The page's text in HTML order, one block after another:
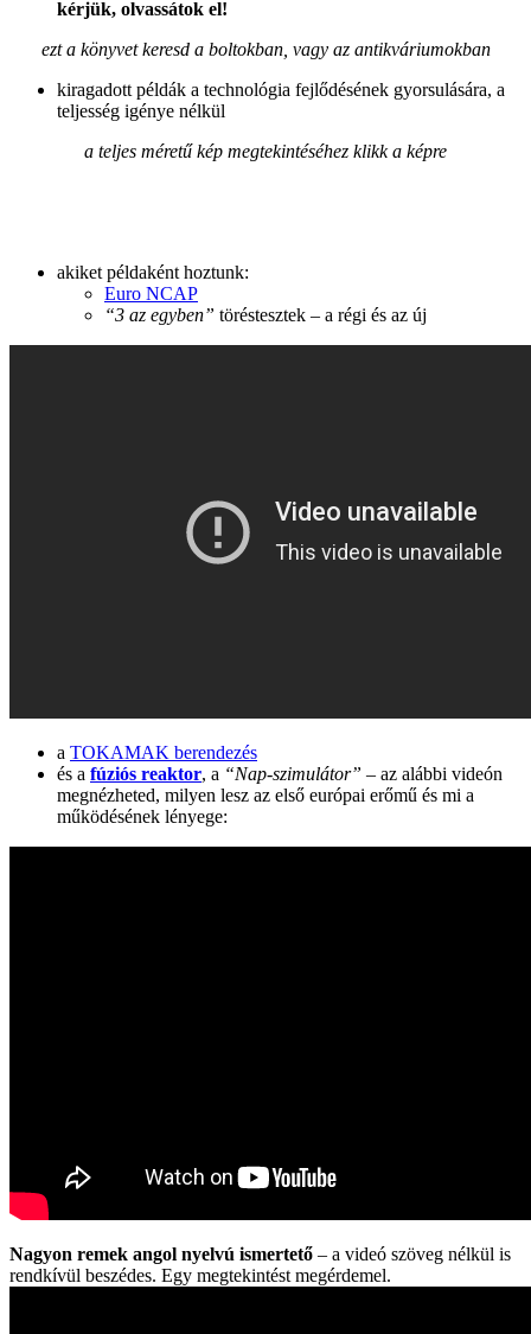
kérjük, olvassátok el!
ezt a könyvet keresd a boltokban, vagy az antikváriumokban
kiragadott példák a technológia fejlődésének gyorsulására, a
teljesség igénye nélkül
a teljes méretű kép megtekintéséhez klikk a képre
akiket példaként hoztunk:
Euro NCAP
“3 az egyben” töréstesztek – a régi és az új
a TOKAMAK berendezés
és a fúziós reaktor, a “Nap-szimulátor” – az alábbi videón
megnézheted, milyen lesz az első európai erőmű és mi a
működésének lényege:
Nagyon remek angol nyelvú ismertető – a videó szöveg nélkül is
rendkívül beszédes. Egy megtekintést megérdemel.